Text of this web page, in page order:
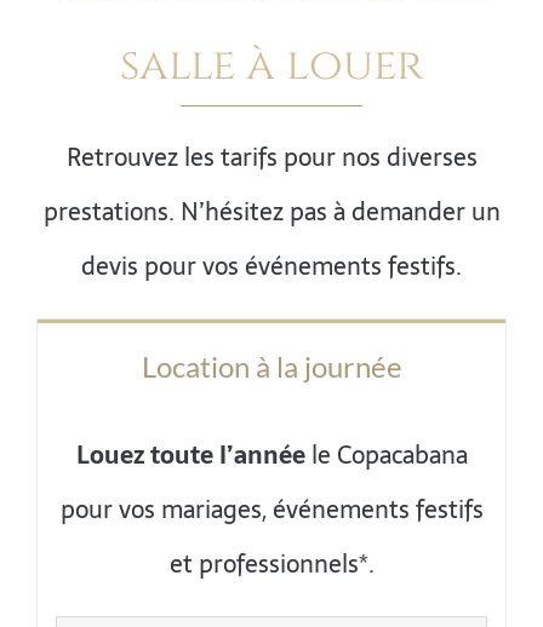
salle à louer
Retrouvez les tarifs pour nos diverses
prestations. N’hésitez pas à demander un
devis pour vos événements festifs.
Location à la journée
Louez toute l’annéele Copacabana
pour vos mariages, événements festifs
et professionnels*.